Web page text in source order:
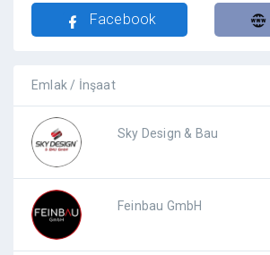
Facebook
Emlak / İnşaat
Sky Design & Bau
Feinbau GmbH